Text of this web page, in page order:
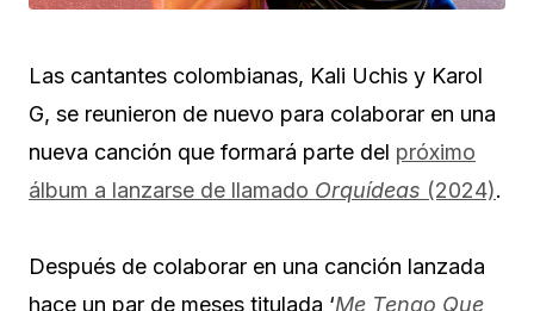
Las cantantes colombianas, Kali Uchis y Karol
G, se reunieron de nuevo para colaborar en una
nueva canción que formará parte del próximo
álbum a lanzarse de llamado Orquídeas (2024).
Después de colaborar en una canción lanzada
hace un par de meses titulada ‘Me Tengo Que